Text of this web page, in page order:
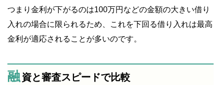
つまり金利が下がるのは100万円などの金額の大きい借り
入れの場合に限られるため、これを下回る借り入れは最高
金利が適応されることが多いのです。
融資と審査スピードで比較